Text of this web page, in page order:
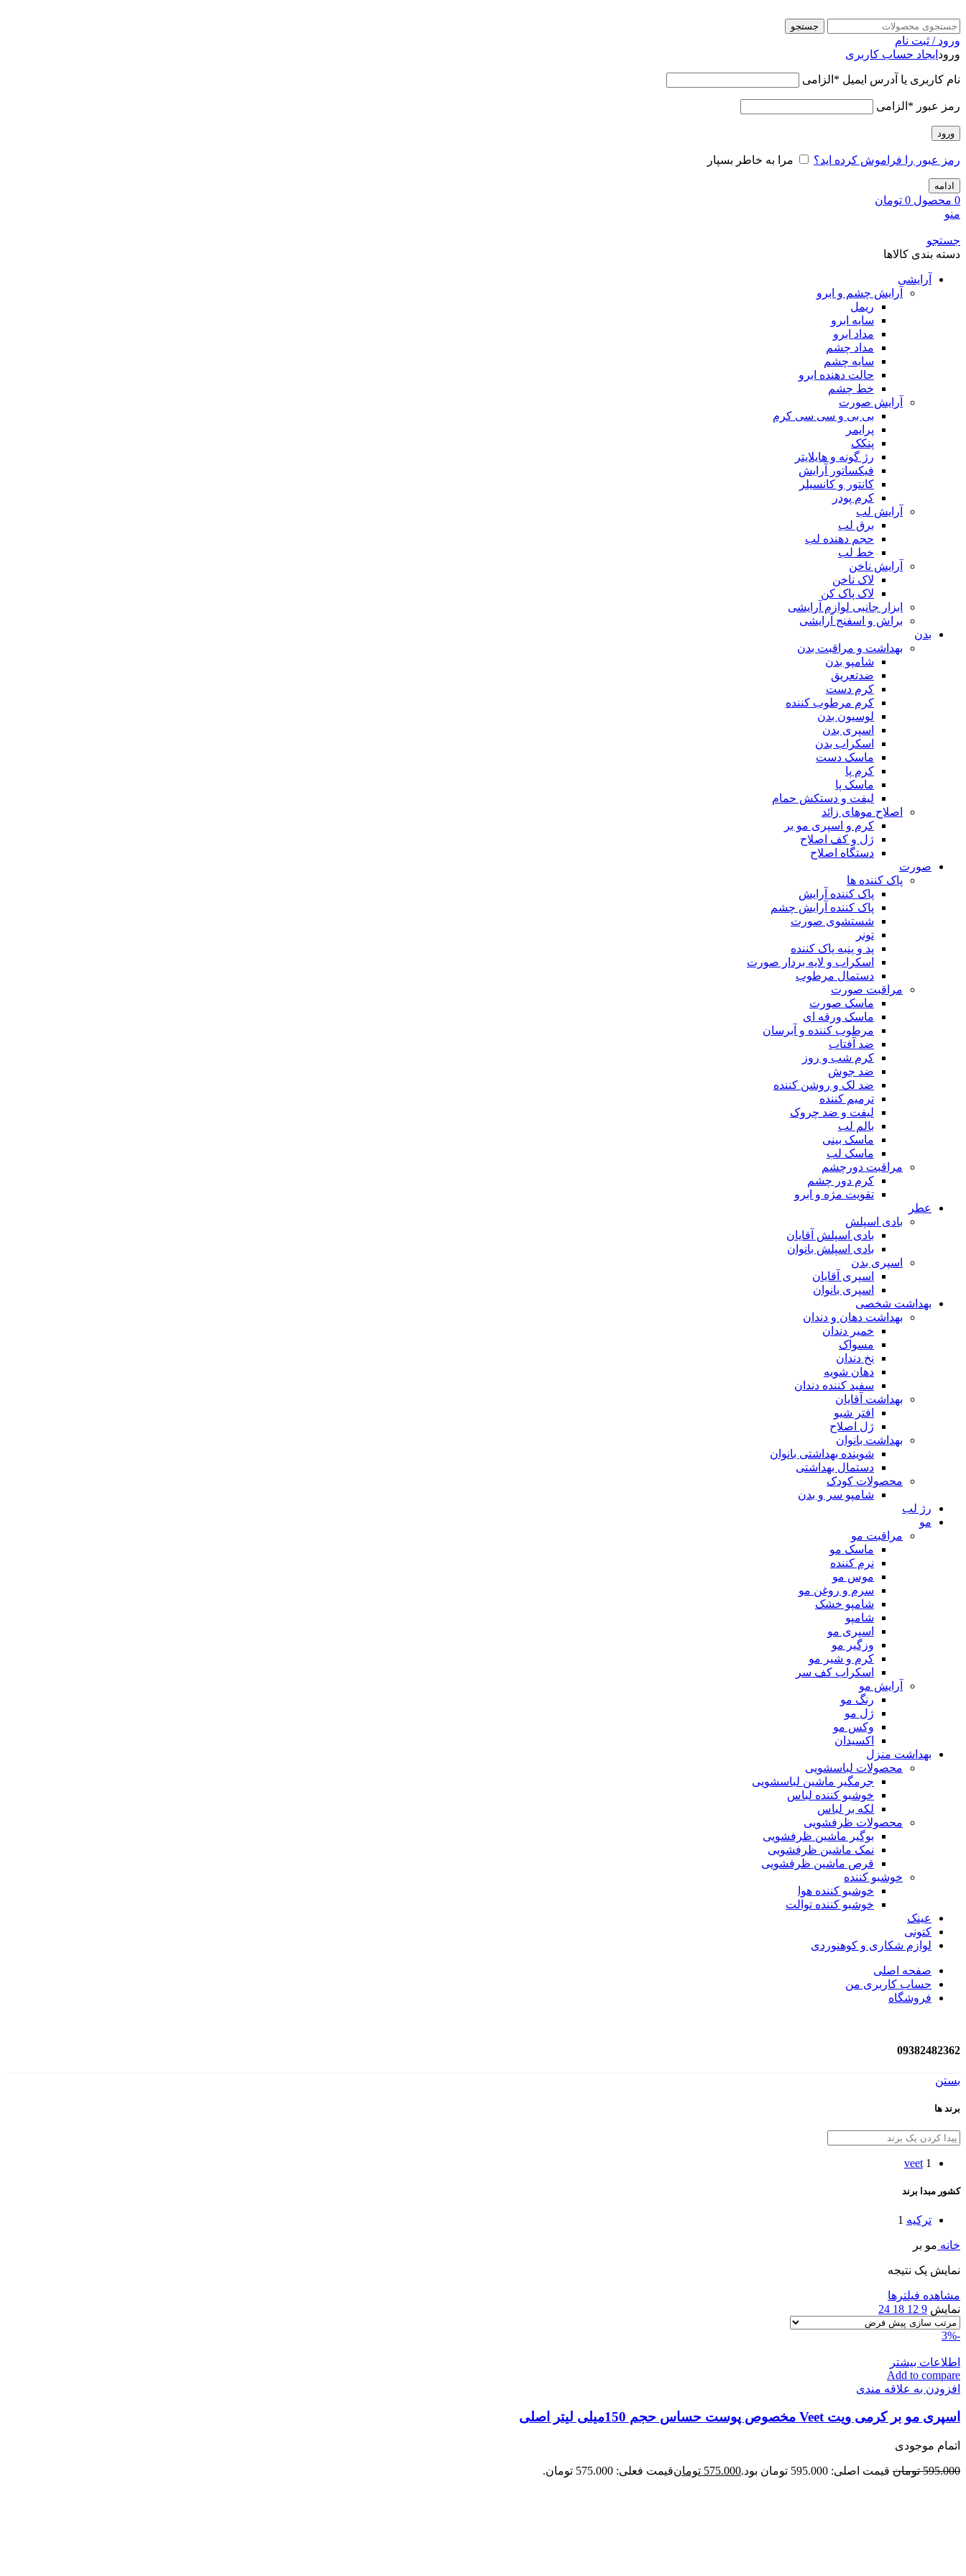
جستجو
ورود / ثبت نام
ورود ایجاد حساب کاربری
نام کاربری یا آدرس ایمیل * الزامی
رمز عبور * الزامی
ورود
رمز عبور را فراموش کرده اید؟ مرا به خاطر بسپار
ادامه
0 محصول 0 تومان
منو
جستجو
دسته بندی کالاها
آرایشی
آرایش چشم و ابرو
ریمل
سایه ابرو
مداد ابرو
مداد چشم
سایه چشم
حالت دهنده ابرو
خط چشم
آرایش صورت
بی بی و سی سی کرم
پرایمر
پنکک
رژ گونه و هایلایتر
فیکساتور آرایش
کانتور و کانسیلر
کرم پودر
آرایش لب
برق لب
حجم دهنده لب
خط لب
آرایش ناخن
لاک ناخن
لاک پاک کن
ابزار جانبی لوازم آرایشی
براش و اسفنج آرایشی
بدن
بهداشت و مراقبت بدن
شامپو بدن
ضدتعریق
کرم دست
کرم مرطوب کننده
لوسیون بدن
اسپری بدن
اسکراب بدن
ماسک دست
کرم پا
ماسک پا
لیفت و دستکش حمام
اصلاح موهای زائد
کرم و اسپری مو بر
ژل و کف اصلاح
دستگاه اصلاح
صورت
پاک کننده ها
پاک کننده آرایش
پاک کننده آرایش چشم
شستشوی صورت
تونر
پد و پنبه پاک کننده
اسکراب و لایه بردار صورت
دستمال مرطوب
مراقبت صورت
ماسک صورت
ماسک ورقه ای
مرطوب کننده و آبرسان
ضد آفتاب
کرم شب و روز
ضد جوش
ضد لک و روشن کننده
ترمیم کننده
لیفت و ضد چروک
بالم لب
ماسک بینی
ماسک لب
مراقبت دورچشم
کرم دور چشم
تقویت مژه و ابرو
عطر
بادی اسپلش
بادی اسپلش آقایان
بادی اسپلش بانوان
اسپری بدن
اسپری آقایان
اسپری بانوان
بهداشت شخصی
بهداشت دهان و دندان
خمیر دندان
مسواک
نخ دندان
دهان شویه
سفید کننده دندان
بهداشت آقایان
افتر شیو
ژل اصلاح
بهداشت بانوان
شوینده بهداشتی بانوان
دستمال بهداشتی
محصولات کودک
شامپو سر و بدن
رژ لب
مو
مراقبت مو
ماسک مو
نرم کننده
موس مو
سرم و روغن مو
شامپو خشک
شامپو
اسپری مو
وزگیر مو
کرم و شیر مو
اسکراب کف سر
آرایش مو
رنگ مو
ژل مو
وکس مو
اکسیدان
بهداشت منزل
محصولات لباسشویی
جرمگیر ماشین لباسشویی
خوشبو کننده لباس
لکه بر لباس
محصولات ظرفشویی
بوگیر ماشین ظرفشویی
نمک ماشین ظرفشویی
قرص ماشین ظرفشویی
خوشبو کننده
خوشبو کننده هوا
خوشبو کننده توالت
عینک
کتونی
لوازم شکاری و کوهنوردی
صفحه اصلی
حساب کاربری من
فروشگاه
09382482362
بستن
برند ها
veet 1
کشور مبدا برند
ترکیه 1
خانه مو بر
نمایش یک نتیجه
مشاهده فیلترها
نمایش 9
12
18
24
-3%
اطلاعات بیشتر
Add to compare
افزودن به علاقه مندی
اسپری مو بر کرمی ویت Veet مخصوص پوست حساس حجم 150میلی لیتر اصلی
اتمام موجودی
595.000 تومان قیمت اصلی: 595.000 تومان بود. 575.000 تومانقیمت فعلی: 575.000 تومان.